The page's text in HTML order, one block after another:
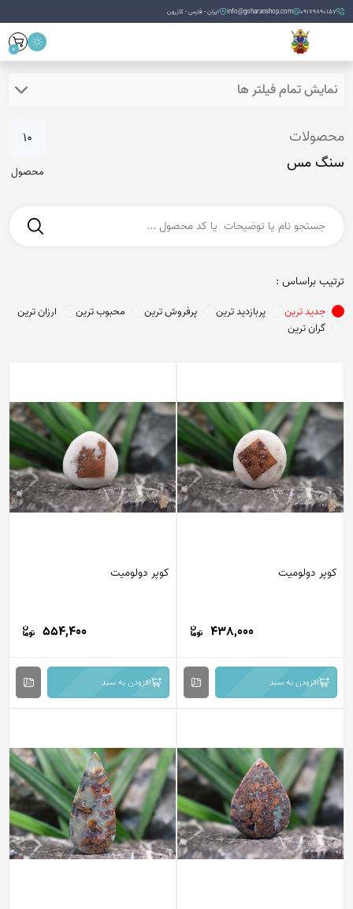
09179890157
info@goharanshop.com ایران - فارس - کازرون
0
نمایش تمام فیلتر ها
محصولات
سنگ مس
10
محصول
ترتیب براساس :
جدید ترین پربازدید ترین پرفروش ترین محبوب ترین
ارزان ترین
گران ترین
کوپر دولومیت
438,000
افزودن به سبد
کوپر دولومیت
554,400
افزودن به سبد